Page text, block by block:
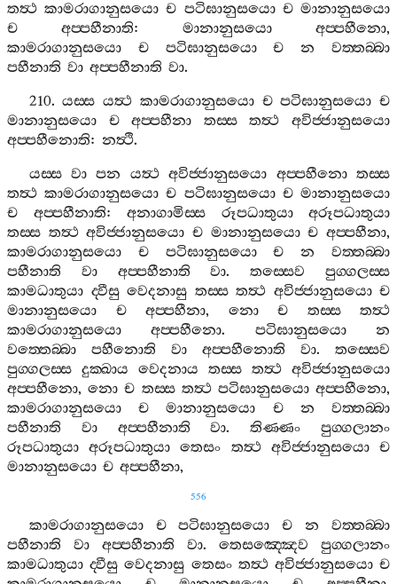
තත්‍ථ කාමරාගානුසයො ච පටිඝානුසයො ච මානානුසයො
ච
අප‍්පහීනාති: මානානුසයො අප‍්පහීනො,
කාමරාගානුසයො
ච පටිඝානුසයො ච න
වත‍්තබ‍්බා
පහීනාති වා අප‍්පහීනාති වා.
210.යස‍්ස යත්‍ථ කාමරාගානුසයො ච පටිඝානුසයො ච
මානානුසයො
ච අප‍්පහීනා තස‍්ස තත්‍ථ
අවිජ‍්ජානුසයො
අප‍්පහීනොති: නත්‍ථි.
යස‍්ස වා පන යත්‍ථ අවිජ‍්ජානුසයො අප‍්පහීනො තස‍්ස
තත්‍ථ කාමරාගානුසයො ච පටිඝානුසයො ච මානානුසයො
ච
අප‍්පහීනාති: අනාගාමිස‍්ස රූපධාතුයා
අරූපධාතුයා
තස‍්ස තත්‍ථ අවිජ‍්ජානුසයො ච මානානුසයො ච අප‍්පහීනා,
කාමරාගානුසයො
ච පටිඝානුසයො ච න
වත‍්තබ‍්බා
පහීනාති
වා අප‍්පහීනාති වා.තස‍්සෙව
පුග‍්ගලස‍්ස
කාමධාතුයා ද‍්වීසු වෙදනාසු තස‍්ස තත්‍ථ අවිජ‍්ජානුසයො ච
මානානුසයො
ච අප‍්පහීනා, නො ච තස‍්ස
තත්‍ථ
කාමරාගානුසයො
අප‍්පහීනො. පටිඝානුසයො
න
වත‍්තෙබ‍්බා
පහීනොති වා අප‍්පහීනොති වා. තස‍්සෙව
පුග‍්ගලස‍්ස දුක‍්ඛාය වෙදනාය තස‍්ස තත්‍ථ අවිජ‍්ජානුසයො
අප‍්පහීනො,නො ච තස‍්ස තත්‍ථ පටිඝානුසයො අප‍්පහීනො,
කාමරාගානුසයො
ච මානානුසයො ච න
වත‍්තබ‍්බා
පහීනාති
වා අප‍්පහීනාති වා.තිණ‍්ණං
පුග‍්ගලානං
රූපධාතුයා අරූපධාතුයා තෙසං තත්‍ථ අවිජ‍්ජානුසයො ච
මානානුසයො ච අප‍්පහීනා,
556
කාමරාගානුසයො ච පටිඝානුසයො ච න
වත‍්තබ‍්බා
පහීනාති
වා අප‍්පහීනාති වා. තෙසඤ‍්ඤෙව
පුග‍්ගලානං
කාමධාතුයා ද‍්වීසු වෙදනාසු තෙසං තත්‍ථ අවිජ‍්ජානුසයො ච